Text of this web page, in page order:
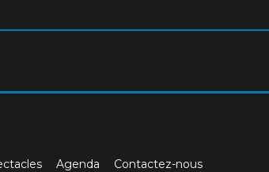
Agenda Contactez-nous